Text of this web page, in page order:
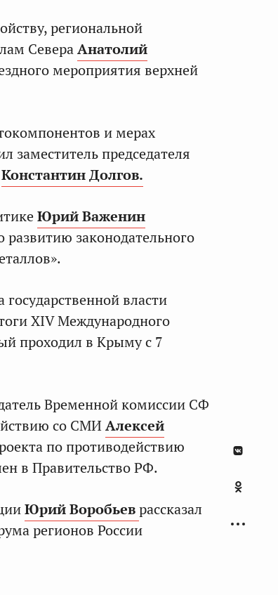
региональной
СевераАнатолий
мероприятия верхней
и мерах
заместитель председателя
Константин Долгов.
Юрий Важенин
законодательного
государственной власти
XIV Международного
проходил в Крымус 7
Временной комиссии СФ
со СМИАлексей
по противодействию
в Правительство РФ.
Юрий Воробьеврассказал
регионов России